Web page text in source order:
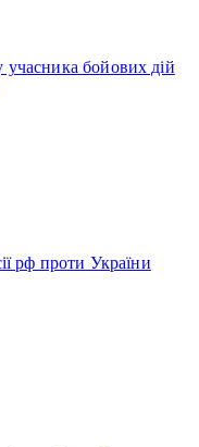
бойових дій
рф проти України